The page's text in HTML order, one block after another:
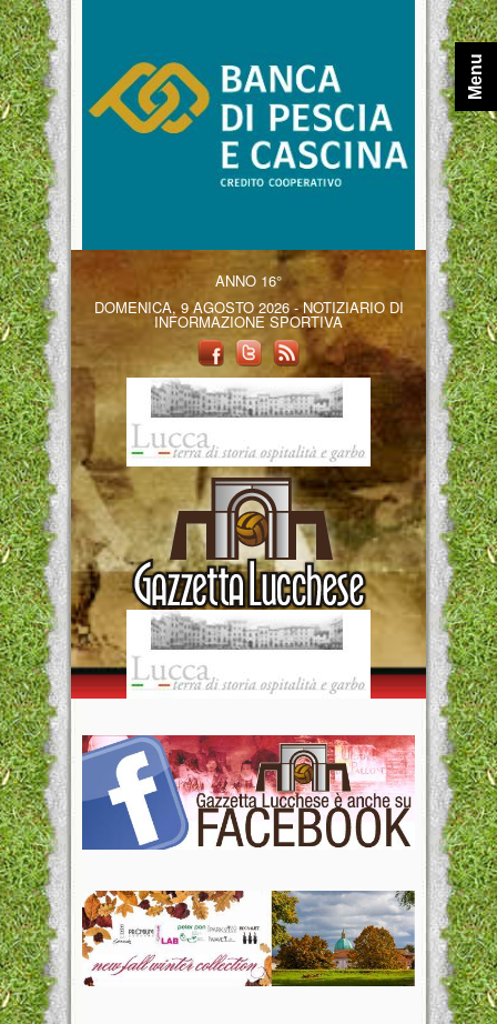
ANNO 16°
DOMENICA, 9 AGOSTO 2026 - NOTIZIARIO DI
INFORMAZIONE SPORTIVA
Menu